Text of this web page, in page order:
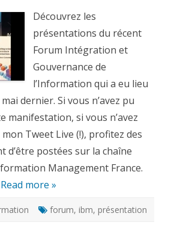
Découvrez les
présentations du récent
Forum Intégration et
Gouvernance de
l’Information qui a eu lieu
dernier. Si vous n’avez pu
manifestation, si vous n’avez
Tweet Live (!), profitez des
d’être postées sur la chaîne
Management France.
Read more »
forum, ibm, présentation